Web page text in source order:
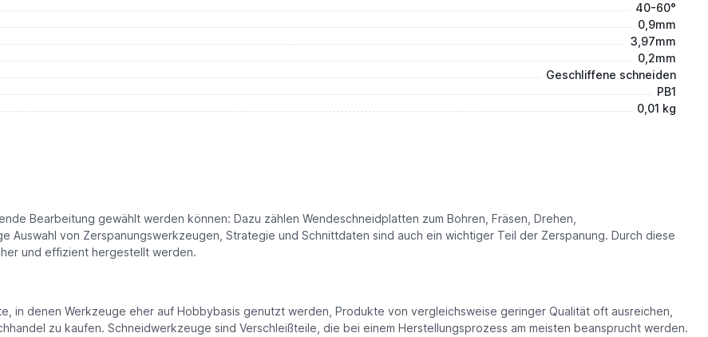
40-60°
0,9mm
3,97mm
0,2mm
Geschliffene schneiden
PB1
0,01 kg
Bearbeitung gewählt werden können: Dazu zählen Wendeschneidplatten zum Bohren, Fräsen, Drehen,
Auswahl von Zerspanungswerkzeugen, Strategie und Schnittdaten sind auch ein wichtiger Teil der Zerspanung. Durch diese
und effizient hergestellt werden.
in denen Werkzeuge eher auf Hobbybasis genutzt werden, Produkte von vergleichsweise geringer Qualität oft ausreichen,
zu kaufen. Schneidwerkzeuge sind Verschleißteile, die bei einem Herstellungsprozess am meisten beansprucht werden.